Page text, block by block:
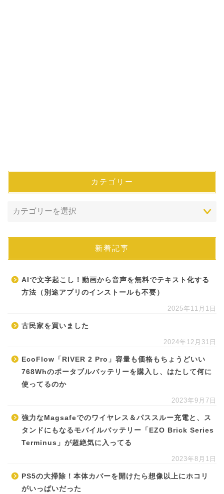
カテゴリー
新着記事
AIで文字起こし！動画から音声を無料でテキスト化する
方法（別途アプリのインストールも不要）
2025年11月1日
古民家を買いました
2024年12月31日
EcoFlow「RIVER 2 Pro」容量も価格もちょうどいい
768Whのポータブルバッテリーを購入し、はたして何に
使ってるのか
2023年9月7日
強力なMagsafeでのワイヤレス＆パススルー充電と、ス
タンドにもなるモバイルバッテリー「EZO Brick Series
Terminus」が超絶気に入ってる
2023年8月1日
PS5の大掃除！本体カバーを開けたら想像以上にホコリ
がいっぱいだった